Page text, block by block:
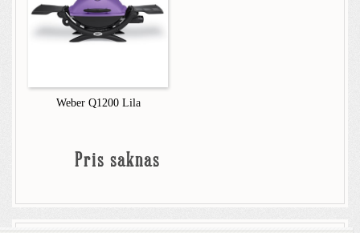
Weber Q1200 Lila
Pris saknas